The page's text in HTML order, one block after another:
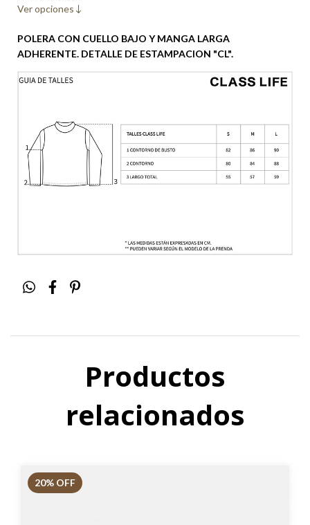
Ver opciones
POLERA CON CUELLO BAJO Y MANGA LARGA
ADHERENTE. DETALLE DE ESTAMPACION "CL".
Productos
relacionados
20% OFF